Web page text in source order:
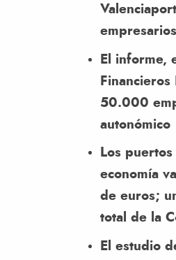
El informe,
50.000
autonómico
Los
economía
de euros;
total de la
El estudio